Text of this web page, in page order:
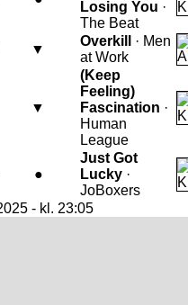
Losing You ·
The Beat
▼
Overkill
· Men
at Work
▼
(Keep
Feeling)
Fascination ·
Human
League
●
Just Got
Lucky ·
JoBoxers
- kl. 23:05